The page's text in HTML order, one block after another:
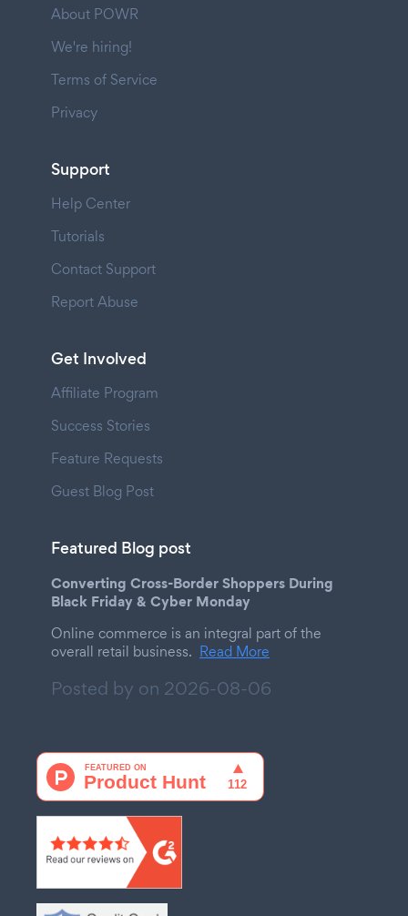
About POWR
We're hiring!
Terms of Service
Privacy
Support
Help Center
Tutorials
Contact Support
Report Abuse
Get Involved
Affiliate Program
Success Stories
Feature Requests
Guest Blog Post
Featured Blog post
Converting Cross-Border Shoppers During
Black Friday & Cyber Monday
Online commerce is an integral part of the
overall retail business. Read More
Posted by on 2026-08-06